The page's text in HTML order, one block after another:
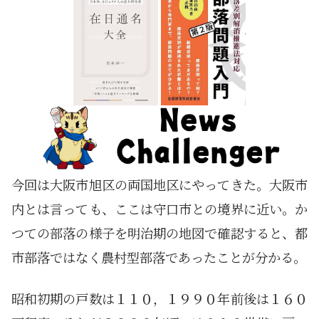
今回は大阪市旭区の両国地区にやってきた。大阪市
内とは言っても、ここは守口市との境界に近い。か
つての部落の様子を明治期の地図で確認すると、都
市部落ではなく農村型部落であったことが分かる。
昭和初期の戸数は１１０，１９９０年前後は１６０